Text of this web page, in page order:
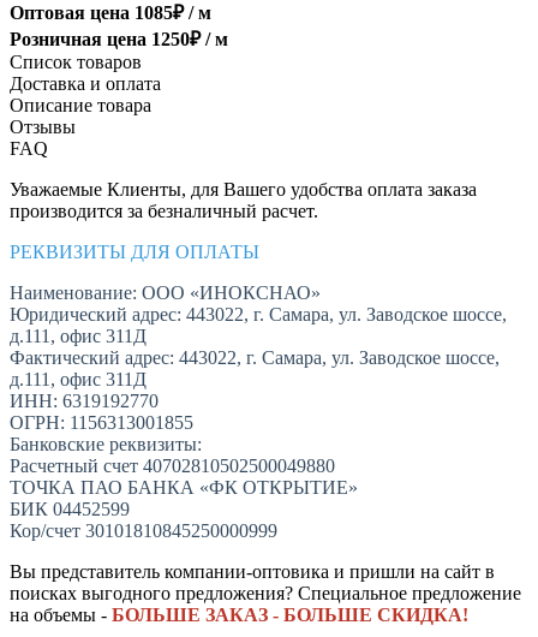
Оптовая цена 1085₽ /м
Розничная цена 1250₽ /м
Список товаров
Доставка и оплата
Описание товара
Отзывы
FAQ
Уважаемые Клиенты, для Вашего удобства оплата заказа
производится за безналичный расчет.
РЕКВИЗИТЫ ДЛЯ ОПЛАТЫ
Наименование: ООО «ИНОКСНАО»
Юридический адрес: 443022, г. Самара, ул. Заводское шоссе,
д.111, офис 311Д
Фактический адрес: 443022, г. Самара, ул. Заводское шоссе,
д.111, офис 311Д
ИНН: 6319192770
ОГРН: 1156313001855
Банковские реквизиты:
Расчетный счет 40702810502500049880
ТОЧКА ПАО БАНКА «ФК ОТКРЫТИЕ»
БИК 04452599
Кор/счет 30101810845250000999
Вы представитель компании-оптовика и пришли на сайт в
поисках выгодного предложения? Специальное предложение
на объемы - БОЛЬШЕ ЗАКАЗ - БОЛЬШЕ СКИДКА!